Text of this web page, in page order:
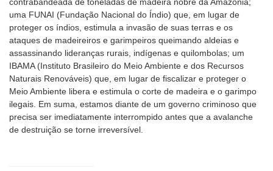
uma FUNAI (Fundação Nacional do Índio) que, em lugar de
proteger os índios, estimula a invasão de suas terras e os
ataques de madeireiros e garimpeiros queimando aldeias e
assassinando lideranças rurais, indígenas e quilombolas; um
IBAMA (Instituto Brasileiro do Meio Ambiente e dos Recursos
Naturais Renováveis) que, em lugar de fiscalizar e proteger o
Meio Ambiente libera e estimula o corte de madeira e o garimpo
ilegais. Em suma, estamos diante de um governo criminoso que
precisa ser imediatamente interrompido antes que a avalanche
de destruição se torne irreversível.